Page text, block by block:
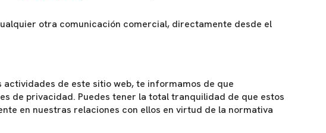
otra comunicación comercial, directamente desde el
de este sitio web, te informamos de que
de privacidad. Puedes tener la total tranquilidad de que estos
en nuestras relaciones con ellos en virtud de la normativa